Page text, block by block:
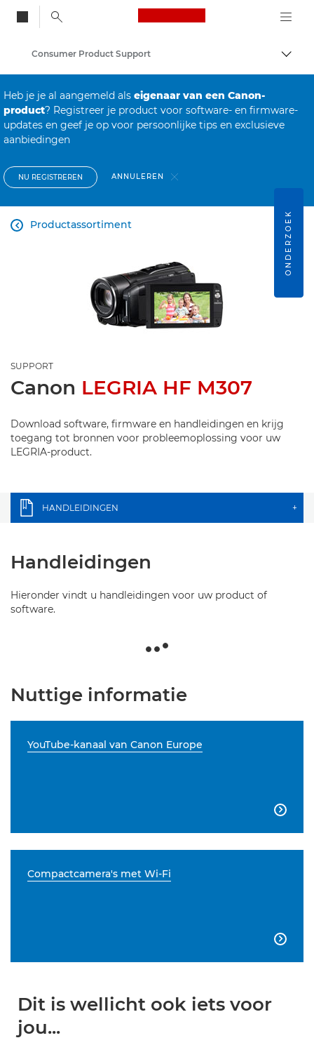
Canon Logo, back
Consumer Product Support
Heb je je al aangemeld als eigenaar van een Canon-
product? Registreer je product voor software- en firmware-
updates en geef je op voor persoonlijke tips en exclusieve
aanbiedingen
NU REGISTREREN ANNULEREN
Productassortiment

SUPPORT
Canon LEGRIA HF M307
Download software, firmware en handleidingen en krijg
toegang tot bronnen voor probleemoplossing voor uw
LEGRIA-product.
HANDLEIDINGEN +
Handleidingen
Hieronder vindt u handleidingen voor uw product of
software.
Nuttige informatie
YouTube-kanaal van Canon Europe

Compactcamera's met Wi-Fi

Dit is wellicht ook iets voor
jou...
ONDERZOEK